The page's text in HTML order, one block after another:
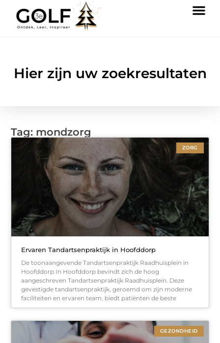
Hier zijn uw zoekresultaten
Tag: mondzorg
ZORG
Ervaren Tandartsenpraktijk in Hoofddorp
De toonaangevende Tandartsenpraktijk Raadhuisplein in
Hoofddorp In Hoofddorp bevindt zich de hoog
aangeschreven Tandartsenpraktijk Raadhuisplein. Deze
gevestigde tandartsenpraktijk, geroemd om zijn moderne
faciliteiten en ervaren team, biedt patiënten de beste
GEZONDHEID